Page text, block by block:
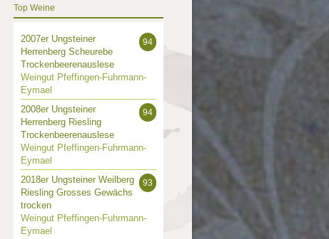
Top Weine
94
2007er Ungsteiner
Herrenberg Scheurebe
Trockenbeerenauslese
Weingut Pfeffingen-Fuhrmann-
Eymael
94
2008er Ungsteiner
Herrenberg Riesling
Trockenbeerenauslese
Weingut Pfeffingen-Fuhrmann-
Eymael
93
2018er Ungsteiner Weilberg
Riesling Grosses Gewächs
trocken
Weingut Pfeffingen-Fuhrmann-
Eymael